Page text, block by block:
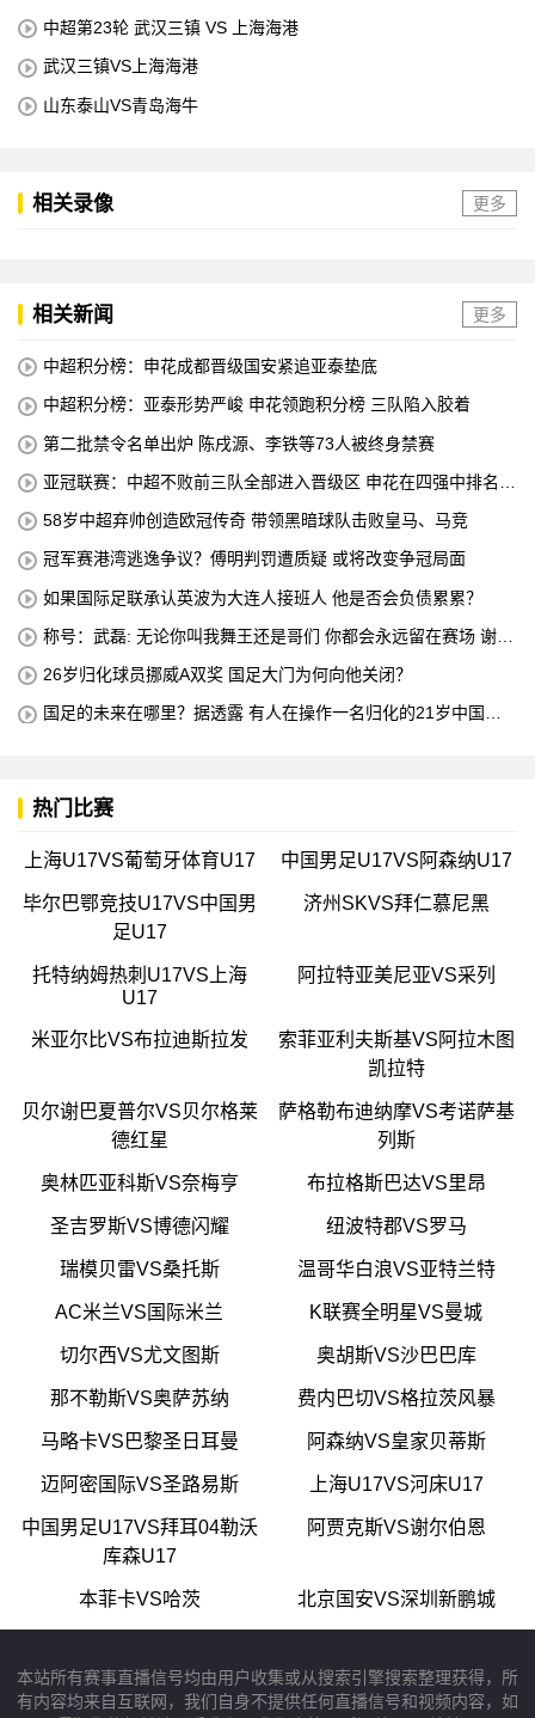
中超第23轮 武汉三镇 VS 上海海港
武汉三镇VS上海海港
山东泰山VS青岛海牛
相关录像 更多
相关新闻 更多
中超积分榜：申花成都晋级国安紧追亚泰垫底
中超积分榜：亚泰形势严峻 申花领跑积分榜 三队陷入胶着
第二批禁令名单出炉 陈戌源、李铁等73人被终身禁赛
亚冠联赛：中超不败前三队全部进入晋级区 申花在四强中排名第
58岁中超弃帅创造欧冠传奇 带领黑暗球队击败皇马、马竞
冠军赛港湾逃逸争议？傅明判罚遭质疑 或将改变争冠局面
如果国际足联承认英波为大连人接班人 他是否会负债累累？
称号：武磊: 无论你叫我舞王还是哥们 你都会永远留在赛场 谢谢
26岁归化球员挪威A双奖 国足大门为何向他关闭？
国足的未来在哪里？据透露 有人在操作一名归化的21岁中国中
热门比赛
上海U17VS葡萄牙体育U17 中国男足U17VS阿森纳U17
毕尔巴鄂竞技U17VS中国男
足U17
济州SKVS拜仁慕尼黑
托特纳姆热刺U17VS上海
U17
阿拉特亚美尼亚VS采列
米亚尔比VS布拉迪斯拉发
索菲亚利夫斯基VS阿拉木图
凯拉特
贝尔谢巴夏普尔VS贝尔格莱
德红星
萨格勒布迪纳摩VS考诺萨基
列斯
奥林匹亚科斯VS奈梅亨 布拉格斯巴达VS里昂
圣吉罗斯VS博德闪耀 纽波特郡VS罗马
瑞模贝雷VS桑托斯 温哥华白浪VS亚特兰特
AC米兰VS国际米兰 K联赛全明星VS曼城
切尔西VS尤文图斯 奥胡斯VS沙巴巴库
那不勒斯VS奥萨苏纳 费内巴切VS格拉茨风暴
马略卡VS巴黎圣日耳曼 阿森纳VS皇家贝蒂斯
迈阿密国际VS圣路易斯 上海U17VS河床U17
中国男足U17VS拜耳04勒沃
库森U17
阿贾克斯VS谢尔伯恩
本菲卡VS哈茨 北京国安VS深圳新鹏城
本站所有赛事直播信号均由用户收集或从搜索引擎搜索整理获得，所
有内容均来自互联网，我们自身不提供任何直播信号和视频内容，如